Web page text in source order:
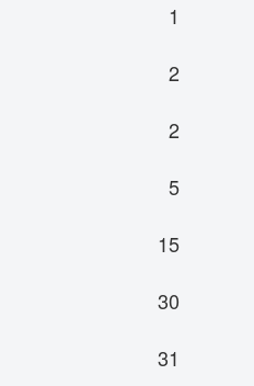
1
2
2
5
15
30
31